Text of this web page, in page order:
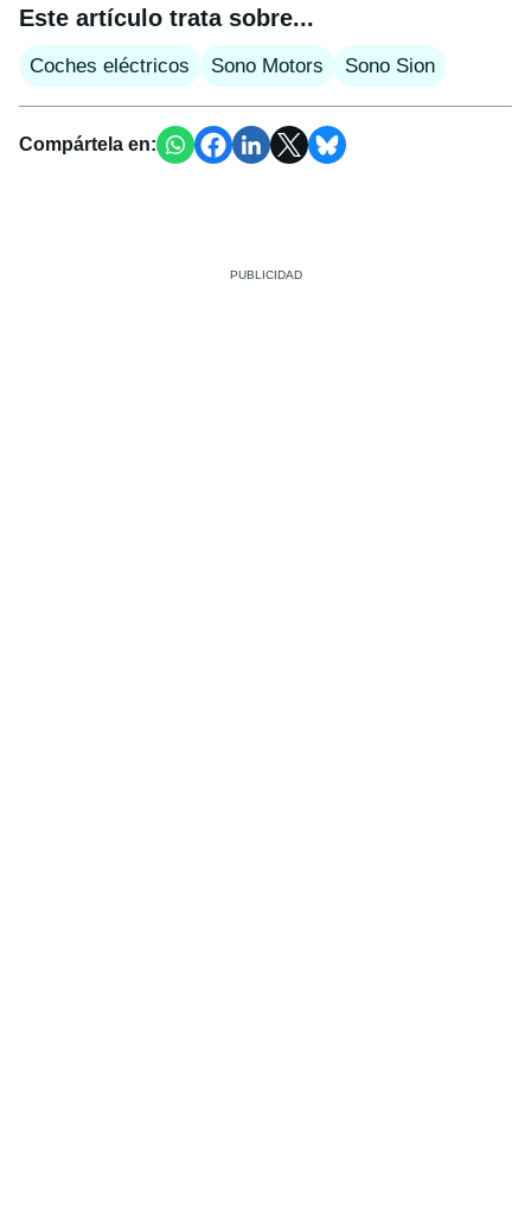
Este artículo trata sobre...
Coches eléctricos Sono Motors Sono Sion
Compártela en: